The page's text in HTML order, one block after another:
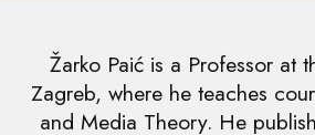
Žarko Paić is a Professor at
Zagreb, where he teaches
and Media Theory. He